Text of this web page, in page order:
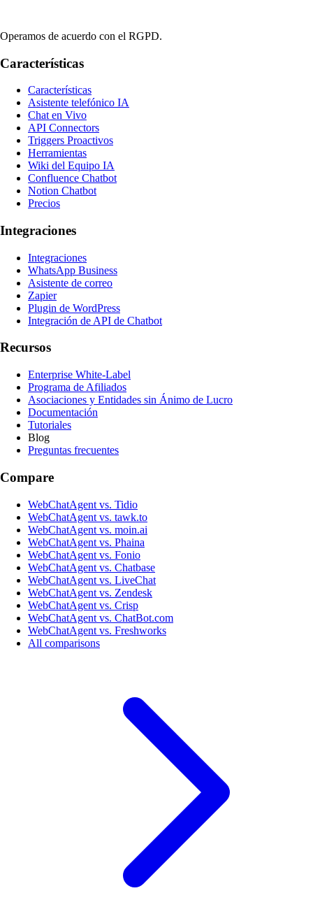
Operamos de acuerdo con el RGPD.
Características
Características
Asistente telefónico IA
Chat en Vivo
API Connectors
Triggers Proactivos
Herramientas
Wiki del Equipo IA
Confluence Chatbot
Notion Chatbot
Precios
Integraciones
Integraciones
WhatsApp Business
Asistente de correo
Zapier
Plugin de WordPress
Integración de API de Chatbot
Recursos
Enterprise White-Label
Programa de Afiliados
Asociaciones y Entidades sin Ánimo de Lucro
Documentación
Tutoriales
Blog
Preguntas frecuentes
Compare
WebChatAgent vs. Tidio
WebChatAgent vs. tawk.to
WebChatAgent vs. moin.ai
WebChatAgent vs. Phaina
WebChatAgent vs. Fonio
WebChatAgent vs. Chatbase
WebChatAgent vs. LiveChat
WebChatAgent vs. Zendesk
WebChatAgent vs. Crisp
WebChatAgent vs. ChatBot.com
WebChatAgent vs. Freshworks
All comparisons